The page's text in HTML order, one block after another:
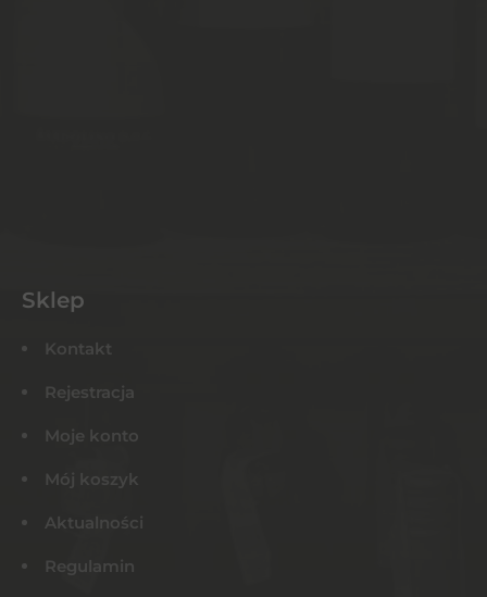
Sklep
Kontakt
Rejestracja
Moje konto
Mój koszyk
Aktualności
Regulamin